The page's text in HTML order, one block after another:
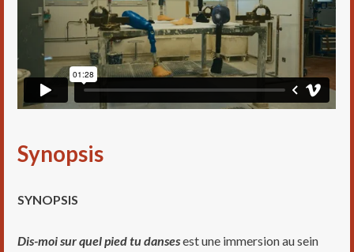
Synopsis
SYNOPSIS
Dis-moi sur quel pied tu dansesest une immersion au sein